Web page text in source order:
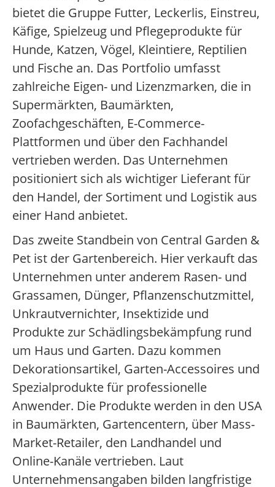
bietet die Gruppe Futter, Leckerlis, Einstreu,
Käfige, Spielzeug und Pflegeprodukte für
Hunde, Katzen, Vögel, Kleintiere, Reptilien
und Fische an. Das Portfolio umfasst
zahlreiche Eigen- und Lizenzmarken, die in
Supermärkten, Baumärkten,
Zoofachgeschäften, E-Commerce-
Plattformen und über den Fachhandel
vertrieben werden. Das Unternehmen
positioniert sich als wichtiger Lieferant für
den Handel, der Sortiment und Logistik aus
einer Hand anbietet.
Das zweite Standbein von Central Garden &
Pet ist der Gartenbereich. Hier verkauft das
Unternehmen unter anderem Rasen- und
Grassamen, Dünger, Pflanzenschutzmittel,
Unkrautvernichter, Insektizide und
Produkte zur Schädlingsbekämpfung rund
um Haus und Garten. Dazu kommen
Dekorationsartikel, Garten-Accessoires und
Spezialprodukte für professionelle
Anwender. Die Produkte werden in den USA
in Baumärkten, Gartencentern, über Mass-
Market-Retailer, den Landhandel und
Online-Kanäle vertrieben. Laut
Unternehmensangaben bilden langfristige